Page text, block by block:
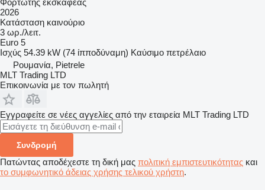
Φορτωτής εκσκαφέας
2026
Κατάσταση καινούριο
3 ωρ./λειτ.
Euro 5
Ισχύς 54.39 kW (74 ίπποδύναμη) Καύσιμο πετρέλαιο
Ρουμανία, Pietrele
MLT Trading LTD
Επικοινωνία με τον πωλητή
Εγγραφείτε σε νέες αγγελίες από την εταιρεία MLT Trading LTD
Συνδρομή
Πατώντας αποδέχεστε τη δική μας πολιτική εμπιστευτικότητας και
το συμφωνητικό άδειας χρήσης τελικού χρήστη.